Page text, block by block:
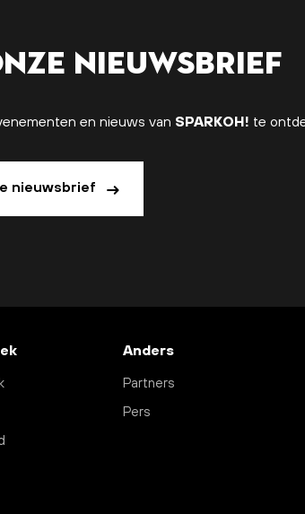
nieuwsbrief
en nieuws van SPARKOH! te
nieuwsbrief
Anders
Partners
Pers